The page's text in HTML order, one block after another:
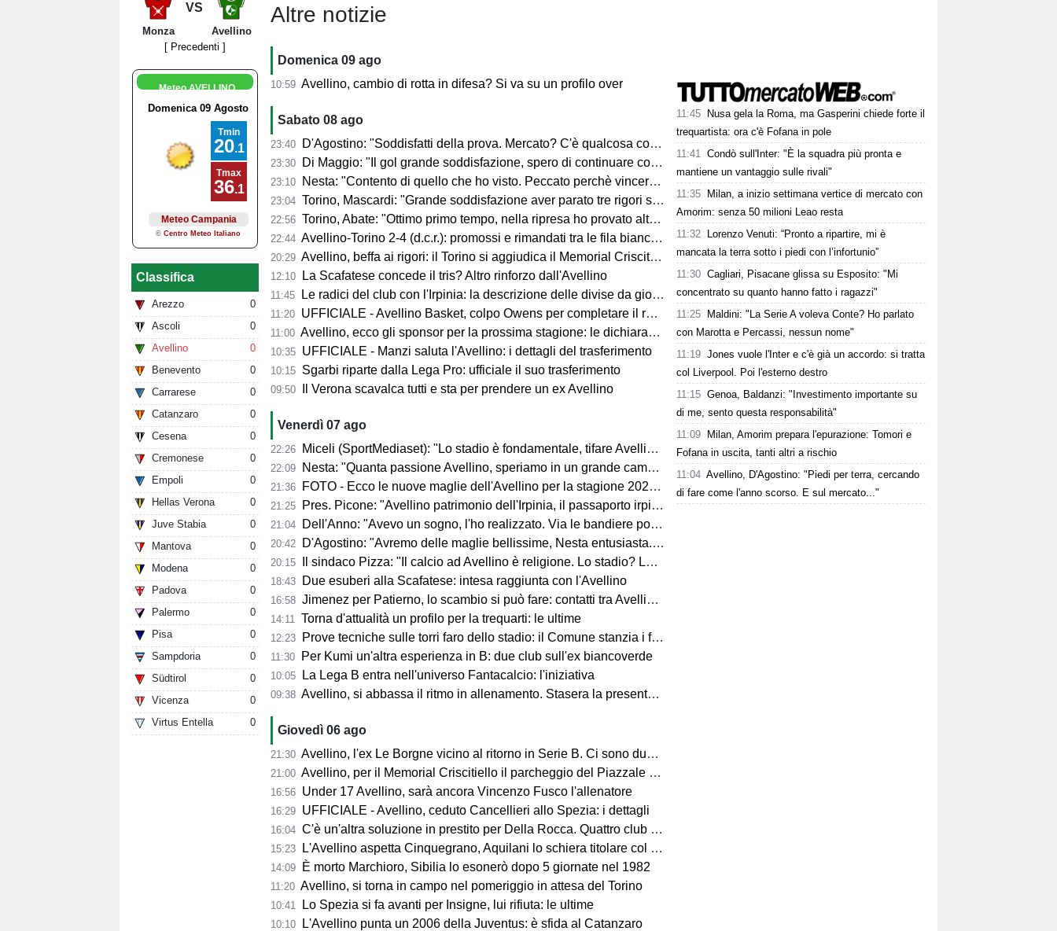
VS
Monza
Avellino
[ Precedenti ]
Meteo AVELLINO
Classifica
Arezzo
0
Ascoli
0
Avellino
0
Benevento
0
Carrarese
0
Catanzaro
0
Cesena
0
Cremonese
0
Empoli
0
Hellas Verona
0
Juve Stabia
0
Mantova
0
Modena
0
Padova
0
Palermo
0
Pisa
0
Sampdoria
0
Südtirol
0
Vicenza
0
Virtus Entella
0
Altre notizie
Domenica 09 ago
10:59 Avellino, cambio di rotta in difesa? Si va su un profilo over
Sabato 08 ago
23:40 D'Agostino: "Soddisfatti della prova. Mercato? C'è qualcosa con il Catania, ma faremo altro anche in entrata"
23:30 Di Maggio: "Il gol grande soddisfazione, spero di continuare così. I tifosi saranno un fattore"
23:10 Nesta: "Contento di quello che ho visto. Peccato perchè vincere aiuta a vincere. Piazza super, ci sono tante aspettative"
23:04 Torino, Mascardi: "Grande soddisfazione aver parato tre rigori su quattro. Siamo pronti per la stagione"
22:56 Torino, Abate: "Ottimo primo tempo, nella ripresa ho provato altre soluzioni. Mercato? La società sa"
22:44 Avellino-Torino 2-4 (d.c.r.): promossi e rimandati tra le fila biancoverdi
20:29 Avellino, beffa ai rigori: il Torino si aggiudica il Memorial Criscitiello
12:10 La Scafatese concede il tris? Altro rinforzo dall'Avellino
11:45 Le radici del club con l'Irpinia: la descrizione delle divise da gioco
11:20 UFFICIALE - Avellino Basket, colpo Owens per completare il roster
11:00 Avellino, ecco gli sponsor per la prossima stagione: le dichiarazioni
10:35 UFFICIALE - Manzi saluta l'Avellino: i dettagli del trasferimento
10:15 Sgarbi riparte dalla Lega Pro: ufficiale il suo trasferimento
09:50 Il Verona scavalca tutti e sta per prendere un ex Avellino
Venerdì 07 ago
22:26 Miceli (SportMediaset): "Lo stadio è fondamentale, tifare Avellino un privilegio"
22:09 Nesta: "Quanta passione Avellino, speriamo in un grande campionato"
21:36 FOTO - Ecco le nuove maglie dell'Avellino per la stagione 2026-2027
21:25 Pres. Picone: "Avellino patrimonio dell'Irpinia, il passaporto irpino..."
21:04 Dell'Anno: "Avevo un sogno, l'ho realizzato. Via le bandiere politiche..."
20:42 D'Agostino: "Avremo delle maglie bellissime, Nesta entusiasta. Mercato? Ottimo, ma..."
20:15 Il sindaco Pizza: "Il calcio ad Avellino è religione. Lo stadio? Lo faremo..."
18:43 Due esuberi alla Scafatese: intesa raggiunta con l'Avellino
16:58 Jimenez per Patierno, lo scambio si può fare: contatti tra Avellino e Catania
14:11 Torna d'attualità un profilo per la trequarti: le ultime
12:23 Prove tecniche sulle torri faro dello stadio: il Comune stanzia i fondi
11:30 Per Kumi un'altra esperienza in B: due club sull'ex biancoverde
10:05 La Lega B entra nell'universo Fantacalcio: l'iniziativa
09:38 Avellino, si abbassa il ritmo in allenamento. Stasera la presentazione in Piazza
Giovedì 06 ago
21:30 Avellino, l'ex Le Borgne vicino al ritorno in Serie B. Ci sono due club sul francese
21:00 Avellino, per il Memorial Criscitiello il parcheggio del Piazzale degli Irpini è occupato. I tifosi possono parcheggiare al Campo Genova
16:56 Under 17 Avellino, sarà ancora Vincenzo Fusco l'allenatore
16:29 UFFICIALE - Avellino, ceduto Cancellieri allo Spezia: i dettagli
16:04 C'è un'altra soluzione in prestito per Della Rocca. Quattro club su Manzi
15:23 L'Avellino aspetta Cinquegrano, Aquilani lo schiera titolare col Sassuolo
14:09 È morto Marchioro, Sibilia lo esonerò dopo 5 giornate nel 1982
11:20 Avellino, si torna in campo nel pomeriggio in attesa del Torino
10:41 Lo Spezia si fa avanti per Insigne, lui rifiuta: le ultime
10:10 L'Avellino punta un 2006 della Juventus: è sfida al Catanzaro
11:45
Nusa gela la Roma, ma Gasperini chiede forte il
trequartista: ora c'è Fofana in pole
11:41 Condò sull'Inter: "È la squadra più pronta e
mantiene un vantaggio sulle rivali"
11:35
Milan, a inizio settimana vertice di mercato con
Amorim: senza 50 milioni Leao resta
11:32
Lorenzo Venuti: “Pronto a ripartire, mi è
mancata la terra sotto i piedi con l’infortunio”
11:30 Cagliari, Pisacane glissa su Esposito: "Mi
concentrato su quanto hanno fatto i ragazzi"
11:25
Maldini: "La Serie A voleva Conte? Ho parlato
con Marotta e Percassi, nessun nome"
11:19 Jones vuole l'Inter e c'è già un accordo: si tratta
col Liverpool. Poi l'esterno destro
11:15 Genoa, Baldanzi: "Investimento importante su
di me, sento questa responsabilità"
11:09
Milan, Amorim prepara l'epurazione: Tomori e
Fofana in uscita, tanti altri a rischio
11:04 Avellino, D'Agostino: "Piedi per terra, cercando
di fare come l'anno scorso. E sul mercato..."